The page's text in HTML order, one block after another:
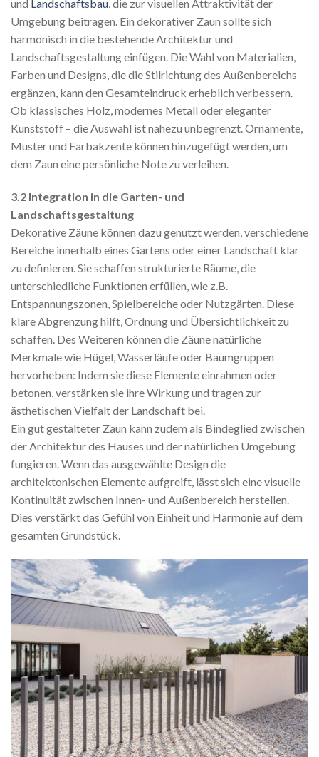
und Landschaftsbau, die zur visuellen Attraktivität der
Umgebung beitragen. Ein dekorativer Zaun sollte sich
harmonisch in die bestehende Architektur und
Landschaftsgestaltung einfügen. Die Wahl von Materialien,
Farben und Designs, die die Stilrichtung des Außenbereichs
ergänzen, kann den Gesamteindruck erheblich verbessern.
Ob klassisches Holz, modernes Metall oder eleganter
Kunststoff – die Auswahl ist nahezu unbegrenzt. Ornamente,
Muster und Farbakzente können hinzugefügt werden, um
dem Zaun eine persönliche Note zu verleihen.
3.2 Integration in die Garten- und
Landschaftsgestaltung
Dekorative Zäune können dazu genutzt werden, verschiedene
Bereiche innerhalb eines Gartens oder einer Landschaft klar
zu definieren. Sie schaffen strukturierte Räume, die
unterschiedliche Funktionen erfüllen, wie z.B.
Entspannungszonen, Spielbereiche oder Nutzgärten. Diese
klare Abgrenzung hilft, Ordnung und Übersichtlichkeit zu
schaffen. Des Weiteren können die Zäune natürliche
Merkmale wie Hügel, Wasserläufe oder Baumgruppen
hervorheben: Indem sie diese Elemente einrahmen oder
betonen, verstärken sie ihre Wirkung und tragen zur
ästhetischen Vielfalt der Landschaft bei.
Ein gut gestalteter Zaun kann zudem als Bindeglied zwischen
der Architektur des Hauses und der natürlichen Umgebung
fungieren. Wenn das ausgewählte Design die
architektonischen Elemente aufgreift, lässt sich eine visuelle
Kontinuität zwischen Innen- und Außenbereich herstellen.
Dies verstärkt das Gefühl von Einheit und Harmonie auf dem
gesamten Grundstück.